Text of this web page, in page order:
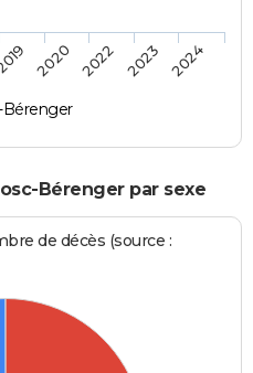
Bérenger
2020 2022 2023 2024
Bérenger par sexe
de décès (source :